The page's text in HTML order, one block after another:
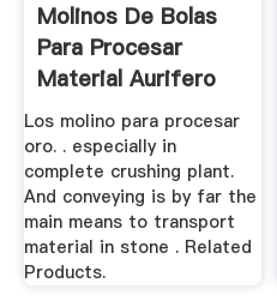
Molinos De Bolas
Para Procesar
Material Aurifero
Los molino para procesar
oro. . especially in
complete crushing plant.
And conveying is by far the
main means to transport
material in stone . Related
Products.